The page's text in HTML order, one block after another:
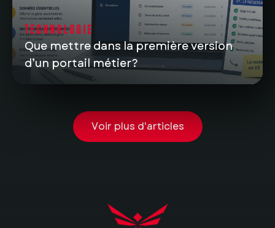
TECHNOLOGIE
Que mettre dans la première version
d’un portail métier?
Voir plus d'articles